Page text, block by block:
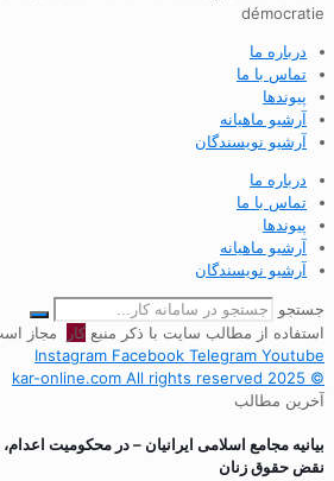
démocratie
درباره ما
تماس با ما
پیوندها
آرشیو ماهیانه
آرشیو نویسندگان
درباره ما
تماس با ما
پیوندها
آرشیو ماهیانه
آرشیو نویسندگان
جستجو
استفاده از مطالب سایت با ذکر منبعکار
مجاز
Instagram Facebook Telegram Youtube
© 2025 kar-online.com All rights reserved
آخرین مطالب
بیانیه مجامع اسلامی ایرانیان – در محکومیت
نقض حقوق زنان